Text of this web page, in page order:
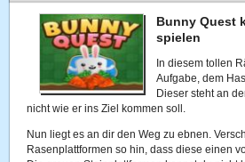
Bunny Quest
spielen
In diesem tollen
Aufgabe, dem
Dieser steht an
nicht wie er ins Ziel kommen soll.
Nun liegt es an dir den Weg zu ebnen.
Rasenplattformen so hin, dass diese einen